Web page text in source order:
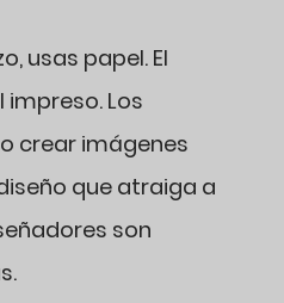
usas papel. El
Los
crear imágenes
que atraiga a
son